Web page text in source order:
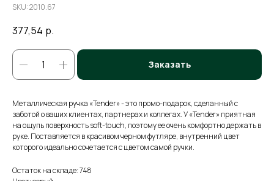
SKU:2010.67
377,54 р.
Заказать
Металлическая ручка «Tender» - это промо-подарок, сделанный с
заботой о ваших клиентах, партнерах и коллегах. У «Tender» приятная
на ощупь поверхность soft-touch, поэтому ее очень комфортно держать в
руке. Поставляется в красивом черном футляре, внутренний цвет
которого идеально сочетается с цветом самой ручки.
Остаток на складе: 748